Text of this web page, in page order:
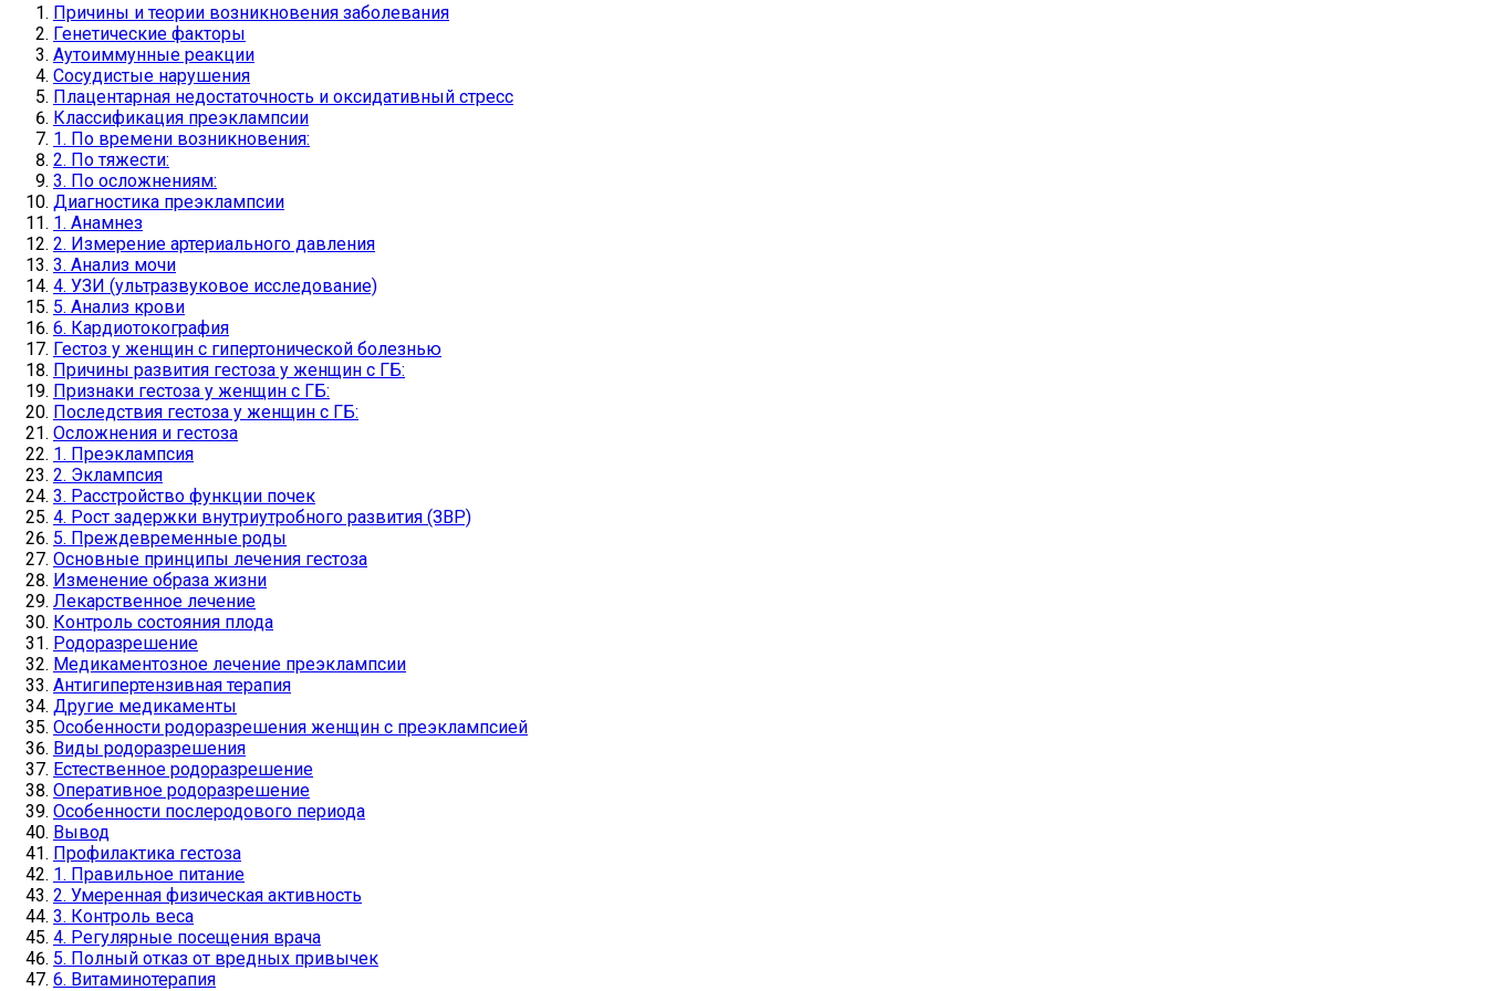
Причины и теории возникновения заболевания
Генетические факторы
Аутоиммунные реакции
Сосудистые нарушения
Плацентарная недостаточность и оксидативный стресс
Классификация преэклампсии
1. По времени возникновения:
2. По тяжести:
3. По осложнениям:
Диагностика преэклампсии
1. Анамнез
2. Измерение артериального давления
3. Анализ мочи
4. УЗИ (ультразвуковое исследование)
5. Анализ крови
6. Кардиотокография
Гестоз у женщин с гипертонической болезнью
Причины развития гестоза у женщин с ГБ:
Признаки гестоза у женщин с ГБ:
Последствия гестоза у женщин с ГБ:
Осложнения и гестоза
1. Преэклампсия
2. Эклампсия
3. Расстройство функции почек
4. Рост задержки внутриутробного развития (ЗВР)
5. Преждевременные роды
Основные принципы лечения гестоза
Изменение образа жизни
Лекарственное лечение
Контроль состояния плода
Родоразрешение
Медикаментозное лечение преэклампсии
Антигипертензивная терапия
Другие медикаменты
Особенности родоразрешения женщин с преэклампсией
Виды родоразрешения
Естественное родоразрешение
Оперативное родоразрешение
Особенности послеродового периода
Вывод
Профилактика гестоза
1. Правильное питание
2. Умеренная физическая активность
3. Контроль веса
4. Регулярные посещения врача
5. Полный отказ от вредных привычек
6. Витаминотерапия